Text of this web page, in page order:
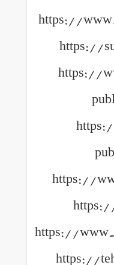
https://
https://
https://
https://
https://
https://